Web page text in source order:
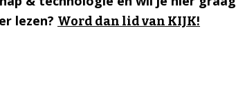
lezen? Word dan lid van KIJK!